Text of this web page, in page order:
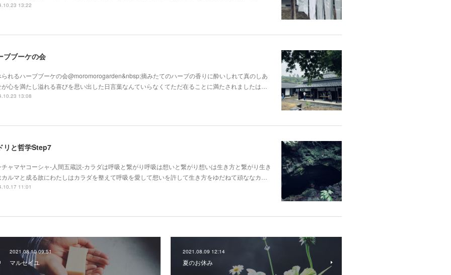
13:22
ブブーケの会
られるハーブブーケの会@moromorogarden&nbsp;摘みたてのハーブの香りに酔いしれて真のしあ
が心を満たし溢れる喜びを思い出した日言葉なんていらなくてただ在ることに満たされましたは…
13:08
リと哲学Step7
チャマヤコーシャ-人間五蔵説-カラダは呼吸と繋がり呼吸は想いと繋がり想いは生き方と繋がり生き
ルマと成る故にわたしはカラダを整えて呼吸を愛して想いを許して生き方をゆだねて頑ななカ…
11:01
2021.08.10 09:51
マルセイユ
2021.08.09 12:14
夏のお休み